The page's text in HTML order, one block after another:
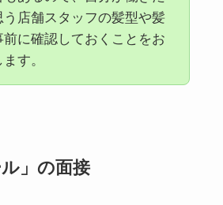
う店舗スタッフの髪型や髪
前に確認しておくことをお
す。
」の面接